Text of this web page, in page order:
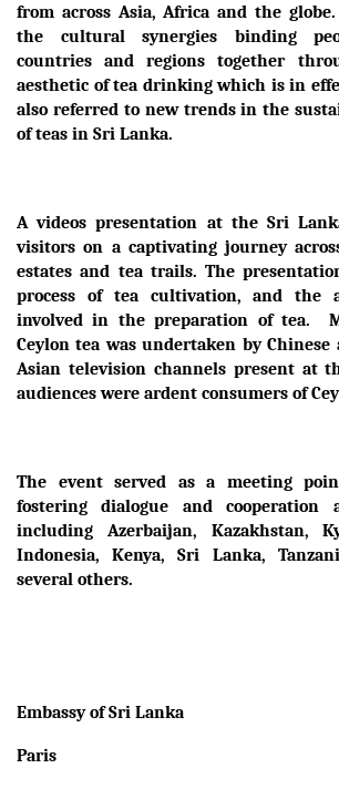
from across Asia, Africa and the
the cultural synergies binding
countries and regions together
aesthetic of tea drinking which is in
also referred to new trends in the
of teas in Sri Lanka.
A videos presentation at the Sri
visitors on a captivating journey
estates and tea trails. The
process of tea cultivation, and the
involved in the preparation of tea.
Ceylon tea was undertaken by Chinese
Asian television channels present at
audiences were ardent consumers of
The event served as a meeting
fostering dialogue and cooperation
including Azerbaijan, Kazakhstan,
Indonesia, Kenya, Sri Lanka,
several others.
Embassy of Sri Lanka
Paris